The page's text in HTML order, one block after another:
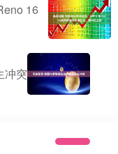
16
冲突